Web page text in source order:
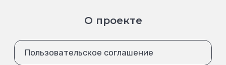
О проекте
Пользовательское соглашение